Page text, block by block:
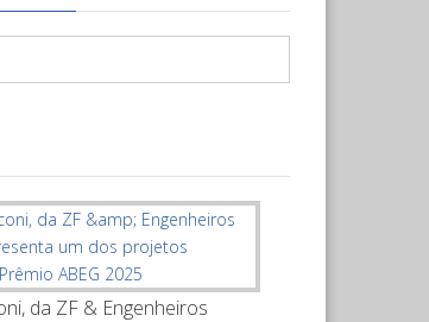
da ZF & Engenheiros